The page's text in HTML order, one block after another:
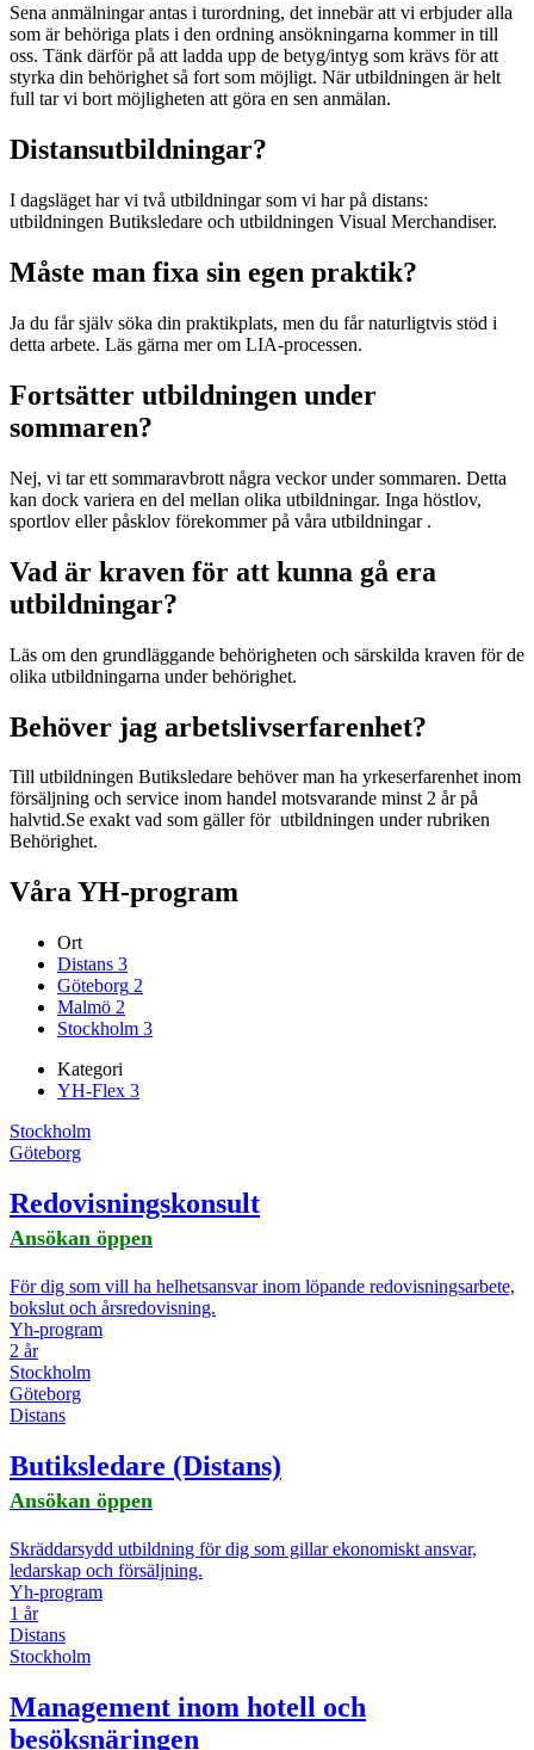
Sena anmälningar antas i turordning, det innebär att vi erbjuder alla
som är behöriga plats i den ordning ansökningarna kommer in till
oss. Tänk därför på att ladda upp de betyg/intyg som krävs för att
styrka din behörighet så fort som möjligt. När utbildningen är helt
full tar vi bort möjligheten att göra en sen anmälan.
Distansutbildningar?
I dagsläget har vi två utbildningar som vi har på distans:
utbildningen Butiksledare och utbildningen Visual Merchandiser.
Måste man fixa sin egen praktik?
Ja du får själv söka din praktikplats, men du får naturligtvis stöd i
detta arbete. Läs gärna mer om LIA-processen.
Fortsätter utbildningen under
sommaren?
Nej, vi tar ett sommaravbrott några veckor under sommaren. Detta
kan dock variera en del mellan olika utbildningar. Inga höstlov,
sportlov eller påsklov förekommer på våra utbildningar .
Vad är kraven för att kunna gå era
utbildningar?
Läs om den grundläggande behörigheten och särskilda kraven för de
olika utbildningarna under behörighet.
Behöver jag arbetslivserfarenhet?
Till utbildningen Butiksledare behöver man ha yrkeserfarenhet inom
försäljning och service inom handel motsvarande minst 2 år på
halvtid.Se exakt vad som gäller för utbildningen under rubriken
Behörighet.
Våra YH-program
Ort
Distans 3
Göteborg 2
Malmö 2
Stockholm 3
Kategori
YH-Flex 3
Stockholm
Göteborg
Redovisningskonsult
Ansökan öppen
För dig som vill ha helhetsansvar inom löpande redovisningsarbete,
bokslut och årsredovisning.
Yh-program
2 år
Stockholm
Göteborg
Distans
Butiksledare (Distans)
Ansökan öppen
Skräddarsydd utbildning för dig som gillar ekonomiskt ansvar,
ledarskap och försäljning.
Yh-program
1 år
Distans
Stockholm
Management inom hotell och
besöksnäringen